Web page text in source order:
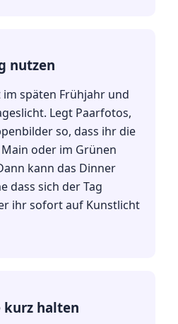
nutzen
späten Frühjahr und
Legt Paarfotos,
so, dass ihr die
oder im Grünen
kann das Dinner
dass sich der Tag
ihr sofort auf Kunstlicht
kurz halten